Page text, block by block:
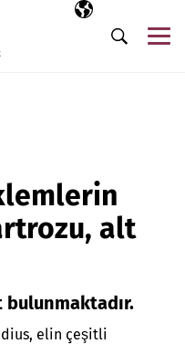
Seçili dil
TR
Arama
alt
elin çeşitli